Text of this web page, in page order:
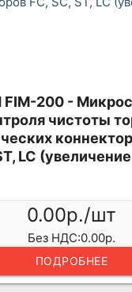
FIM-200 -
чистоты
LC
0.00р./шт
Без НДС:0.00р.
ПОДРОБНЕЕ